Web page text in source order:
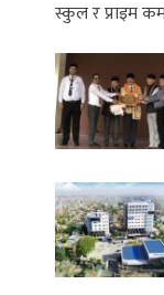
स्कुल र प्राइम